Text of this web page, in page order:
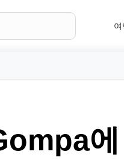
에